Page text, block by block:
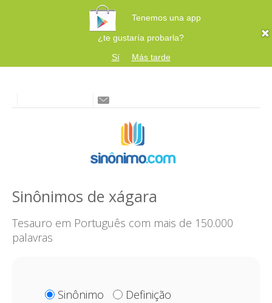
Tenemos una app
¿te gustaría probarla?
Sí
Más tarde
Sinônimos de xágara
Tesauro em Português com mais de 150.000
palavras
Sinônimo
Definição